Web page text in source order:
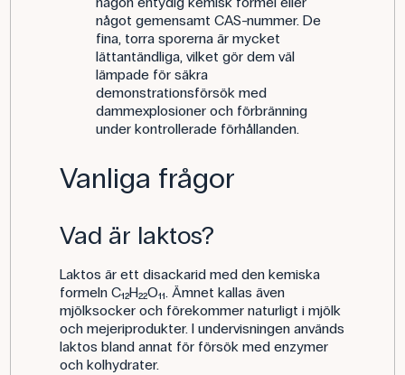
något gemensamt CAS-nummer. De
fina, torra sporerna är mycket
lättantändliga, vilket gör dem väl
lämpade för säkra
demonstrationsförsök med
dammexplosioner och förbränning
under kontrollerade förhållanden.
Vanliga frågor
Vad är laktos?
Laktos är ett disackarid med den kemiska
formeln C₁₂H₂₂O₁₁. Ämnet kallas även
mjölksocker och förekommer naturligt i mjölk
och mejeriprodukter. I undervisningen används
laktos bland annat för försök med enzymer
och kolhydrater.